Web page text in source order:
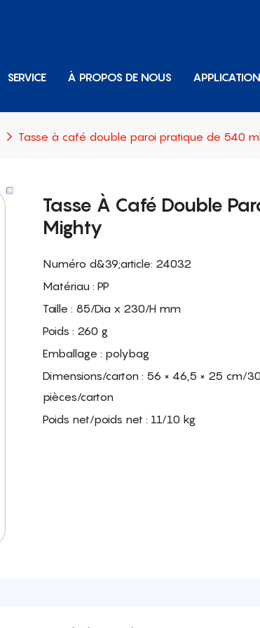
SERVICE À PROPOS DE NOUS
Tasse à café double paroi pratique de 540
Tasse À Café Double
Mighty
Numéro d&39;article: 24032
Matériau : PP
Taille : 85/Dia x 230/H mm
Poids : 260 g
Emballage : polybag
Dimensions/carton : 56 × 46,5 × 25 cm/
pièces/carton
Poids net/poids net : 11/10 kg